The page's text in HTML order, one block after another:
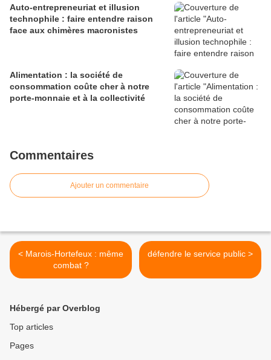
Auto-entrepreneuriat et illusion
technophile : faire entendre raison
face aux chimères macronistes
Alimentation : la société de
consommation coûte cher à notre
porte-monnaie et à la collectivité
Commentaires
Ajouter un commentaire
< Marois-Hortefeux : même
combat ?
défendre le service public >
Hébergé par Overblog
Top articles
Pages